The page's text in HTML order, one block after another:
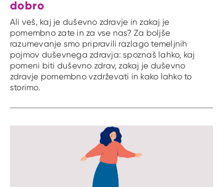
dobro
Ali veš, kaj je duševno zdravje in zakaj je
pomembno zate in za vse nas? Za boljše
razumevanje smo pripravili razlago temeljnih
pojmov duševnega zdravja: spoznaš lahko, kaj
pomeni biti duševno zdrav, zakaj je duševno
zdravje pomembno vzdrževati in kako lahko to
storimo.